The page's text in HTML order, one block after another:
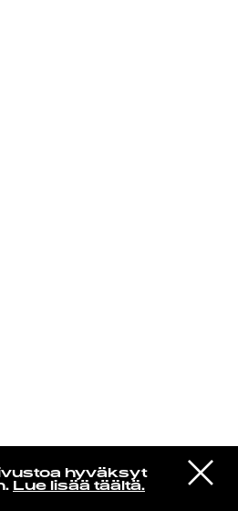
hyväksyt
Lue lisää täältä.
VIESTI
STUDIOON